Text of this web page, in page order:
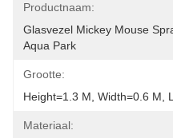
Productnaam:
Glasvezel Mickey Mouse
Aqua Park
Grootte:
Height=1.3 M, Width=0.6 M,
Materiaal: